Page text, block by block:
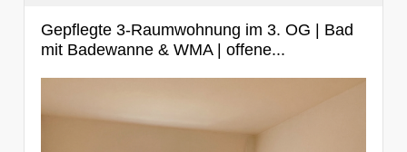
Gepflegte 3-Raumwohnung im 3. OG | Bad
mit Badewanne & WMA | offene...